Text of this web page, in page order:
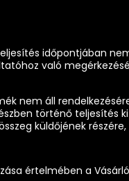
időpontjában
való
nem áll
történő
küldőjének
értelmében a